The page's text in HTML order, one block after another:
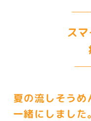
ス
夏の流しそうめ
一緒にしました。